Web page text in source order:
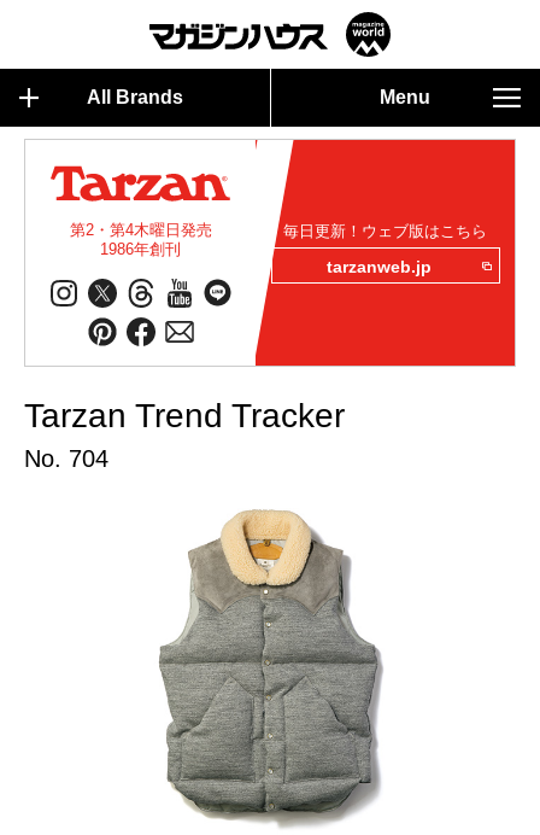
All Brands Menu
第2・第4木曜日発売
1986年創刊
毎日更新！ウェブ版はこちら
tarzanweb.jp
Tarzan Trend Tracker
No. 704